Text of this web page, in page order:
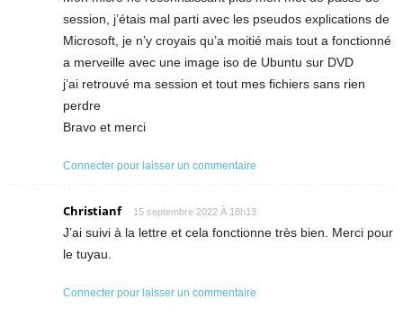
session, j’étais mal parti avec les pseudos explications de
Microsoft, je n’y croyais qu’a moitié mais tout a fonctionné
a merveille avec une image iso de Ubuntu sur DVD
j’ai retrouvé ma session et tout mes fichiers sans rien
perdre
Bravo et merci
Connecter pour laisser un commentaire
Christianf 15 septembre 2022 À 18h13
J’ai suivi à la lettre et cela fonctionne très bien. Merci pour
le tuyau.
Connecter pour laisser un commentaire